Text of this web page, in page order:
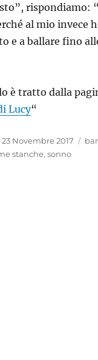
rispondiamo:
al mio invece
e a ballare fino
è tratto dalla
Lucy“
Pubblicato
il
23 Novembre 2017
stanche,sonno